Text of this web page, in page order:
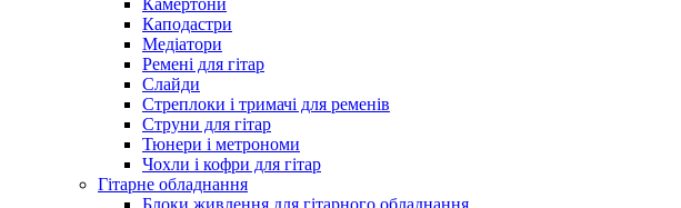
Камертони
Каподастри
Медіатори
Ремені для гітар
Слайди
Стреплоки і тримачі для ременів
Струни для гітар
Тюнери і метрономи
Чохли і кофри для гітар
Гітарне обладнання
Блоки живлення для гітарного обладнання